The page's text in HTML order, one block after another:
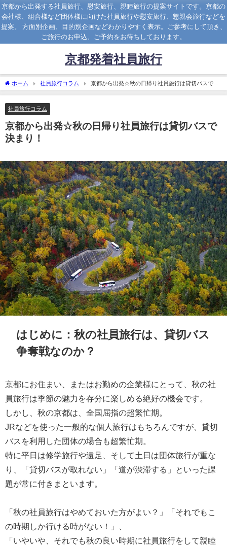
京都から出発する社員旅行、慰安旅行、親睦旅行の提案サイトです。京都の
会社様、組合様など団体様に向けた社員旅行や慰安旅行、懇親会旅行などを
提案。 方面別企画、目的別企画などわかりやすく表示。ご参考にして頂き、
ご旅行のお申込、ご予約をお待ちしております。
京都発着社員旅行
ホーム 社員旅行コラム
京都から出発☆秋の日帰り社員旅行は貸切バスで決
まり！
社員旅行コラム
京都から出発☆秋の日帰り社員旅行は貸切バスで
決まり！
はじめに：秋の社員旅行は、貸切バス
争奪戦なのか？
京都にお住まい、またはお勤めの企業様にとって、秋の社
員旅行は季節の魅力を存分に楽しめる絶好の機会です。
しかし、秋の京都は、全国屈指の超繁忙期。
JRなどを使った一般的な個人旅行はもちろんですが、貸切
バスを利用した団体の場合も超繁忙期。
特に平日は修学旅行や遠足、そして土日は団体旅行が重な
り、「貸切バスが取れない」「道が渋滞する」といった課
題が常に付きまといます。
「秋の社員旅行はやめておいた方がよい？」「それでもこ
の時期しか行ける時がない！」、
「いやいや、それでも秋の良い時期に社員旅行をして親睦